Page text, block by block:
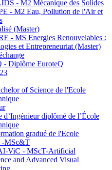
- M2 Mécanique des Solides
- M2 Eau, Pollution de l'Air et
(Master)
- MS Energies Renouvelables :
et Entrepreneuriat (Master)
- Diplôme EuroteQ
of Science de l'Ecole
d’Ingénieur diplômé de l’École
gradué de l'Ecole
-MSc&T
ViC - MScT-Artificial
and Advanced Visual